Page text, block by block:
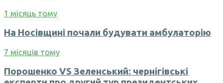
1 місяць тому
На Носівщині почали будувати амбулаторію
7 місяців тому
Порошенко VS Зеленський: чернігівські